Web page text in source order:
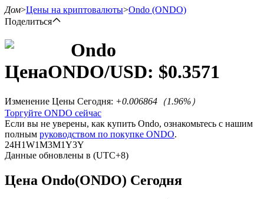
Фьючерсы
USDT-фьючерсы
Дом>Цены на криптовалюты>Ondo (ONDO)
Поделиться
Ondo
ЦенаONDO/USD: $0.3571
Изменение Цены Сегодня: +0.006864 （1.96%）
Торгуйте ONDO сейчас
Если вы не уверены, как купить Ondo, ознакомьтесь с нашим
полным руководством по покупке ONDO.
24H1W1M3M1Y3Y
Данные обновлены в (UTC+8)
Цена Ondo(ONDO) Сегодня